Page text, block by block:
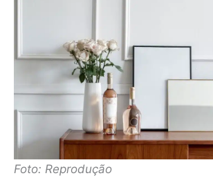
Foto: Reprodução